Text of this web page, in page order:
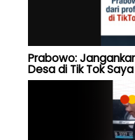
Prabowo:
Desa di Tik Tok